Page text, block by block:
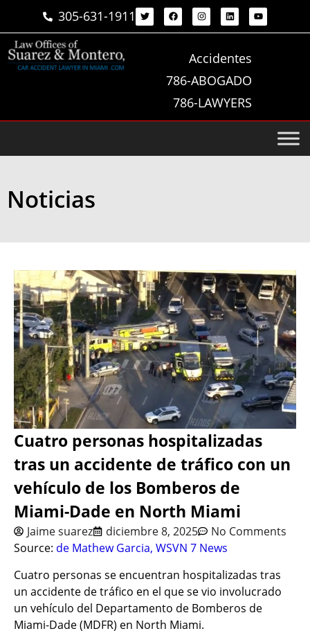
305-631-1911
Accidentes
786-ABOGADO
786-LAWYERS
Noticias
Cuatro personas hospitalizadas
tras un accidente de tráfico con un
vehículo de los Bomberos de
Miami-Dade en North Miami
Jaime suarez diciembre 8, 2025
No Comments
Source: de Mathew Garcia, WSVN 7 News
Cuatro personas se encuentran hospitalizadas tras
un accidente de tráfico en el que se vio involucrado
un vehículo del Departamento de Bomberos de
Miami-Dade (MDFR) en North Miami.